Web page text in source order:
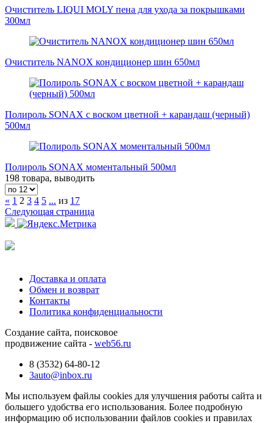
Очиститель LIQUI MOLY пена для ухода за покрышками
300мл
Очиститель NANOX кондиционер шин 650мл
Полироль SONAX с воском цветной + карандаш (черный)
500мл
Полироль SONAX моментальный 500мл
198 товара, выводить
« 1 2 3 4 5 ... из 17
Следующая страница
Доставка и оплата
Обмен и возврат
Контакты
Политика конфиденциальности
Создание сайта, поисковое
продвижение сайта - web56.ru
8 (3532) 64-80-12
3auto@inbox.ru
Мы используем файлы cookies для улучшения работы сайта и
большего удобства его использования. Более подробную
информацию об использовании файлов cookies и правилах